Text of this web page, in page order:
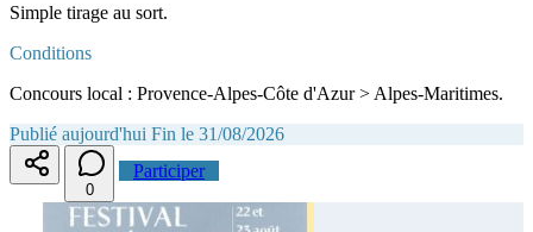
Simple tirage au sort.
Conditions
Concours local : Provence-Alpes-Côte d'Azur > Alpes-Maritimes.
Publié aujourd'hui Fin le 31/08/2026
0
Participer